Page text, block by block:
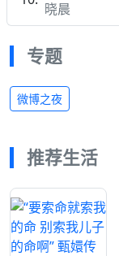
晓晨
专题
微博之夜
推荐生活